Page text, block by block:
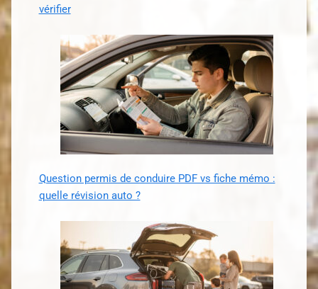
vérifier
Question permis de conduire PDF vs fiche mémo :
quelle révision auto ?